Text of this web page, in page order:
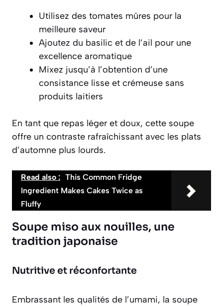
Utilisez des tomates mûres pour la
meilleure saveur
Ajoutez du basilic et de l’ail pour une
excellence aromatique
Mixez jusqu’à l’obtention d’une
consistance lisse et crémeuse sans
produits laitiers
En tant que repas léger et doux, cette soupe
offre un contraste rafraîchissant avec les plats
d’automne plus lourds.
Read also : This Common Fridge
Ingredient Makes Cakes Twice as
Fluffy
Soupe miso aux nouilles, une
tradition japonaise
Nutritive et réconfortante
Embrassant les qualités de l’umami, la soupe